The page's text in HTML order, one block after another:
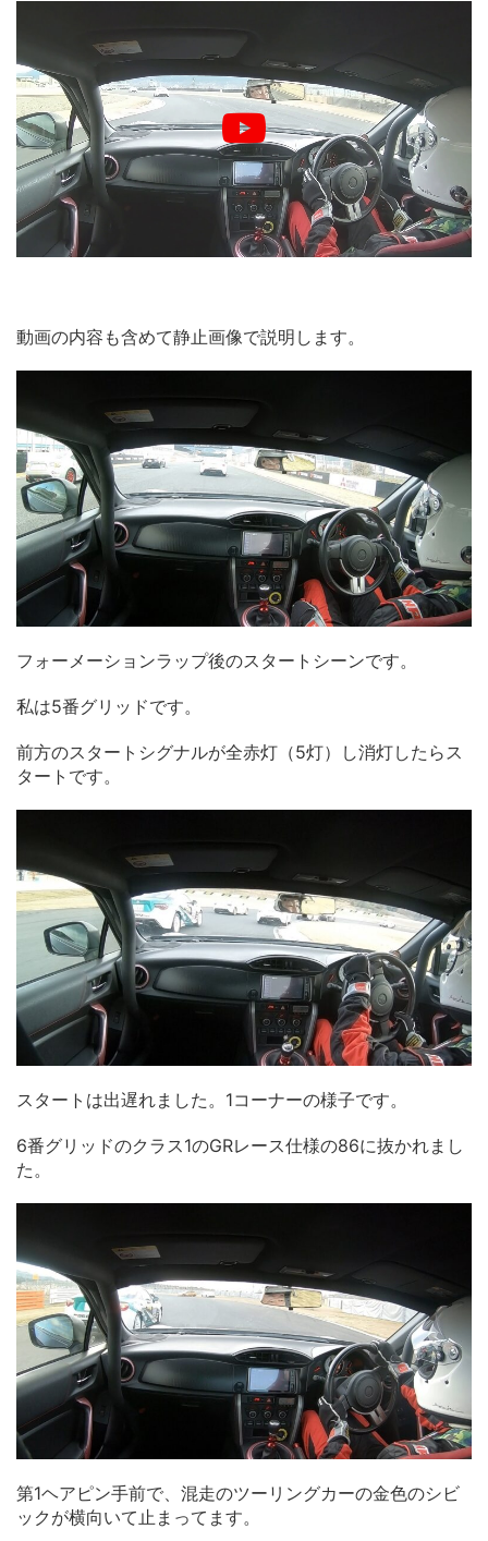
動画の内容も含めて静止画像で説明します。
フォーメーションラップ後のスタートシーンです。
私は5番グリッドです。
前方のスタートシグナルが全赤灯（5灯）し消灯したらス
タートです。
スタートは出遅れました。1コーナーの様子です。
6番グリッドのクラス1のGRレース仕様の86に抜かれまし
た。
第1ヘアピン手前で、混走のツーリングカーの金色のシビ
ックが横向いて止まってます。